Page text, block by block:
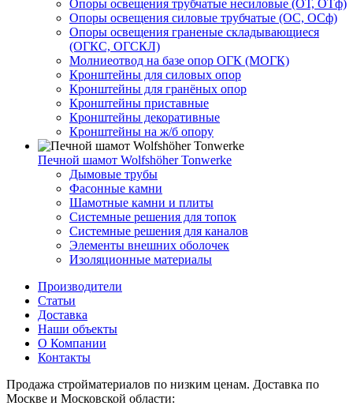
Опоры освещения трубчатые несиловые (ОТ, ОТф)
Опоры освещения силовые трубчатые (ОС, ОСф)
Опоры освещения граненые складывающиеся
(ОГКС, ОГСКЛ)
Молниеотвод на базе опор ОГК (МОГК)
Кронштейны для силовых опор
Кронштейны для гранёных опор
Кронштейны приставные
Кронштейны декоративные
Кронштейны на ж/б опору
Печной шамот Wolfshöher Tonwerke
Дымовые трубы
Фасонные камни
Шамотные камни и плиты
Системные решения для топок
Системные решения для каналов
Элементы внешних оболочек
Изоляционные материалы
Производители
Статьи
Доставка
Наши объекты
О Компании
Контакты
Продажа стройматериалов по низким ценам. Доставка по
Москве и Московской области: